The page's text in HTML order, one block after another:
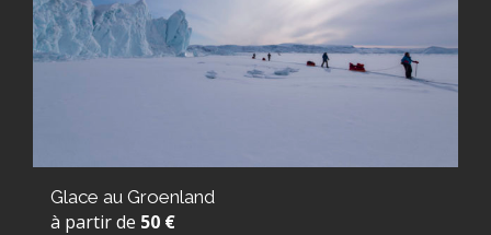
Glace au Groenland
à partir de 50 €